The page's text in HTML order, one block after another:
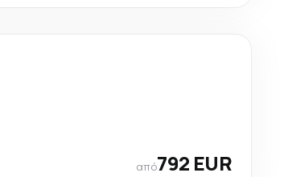
από792 EUR